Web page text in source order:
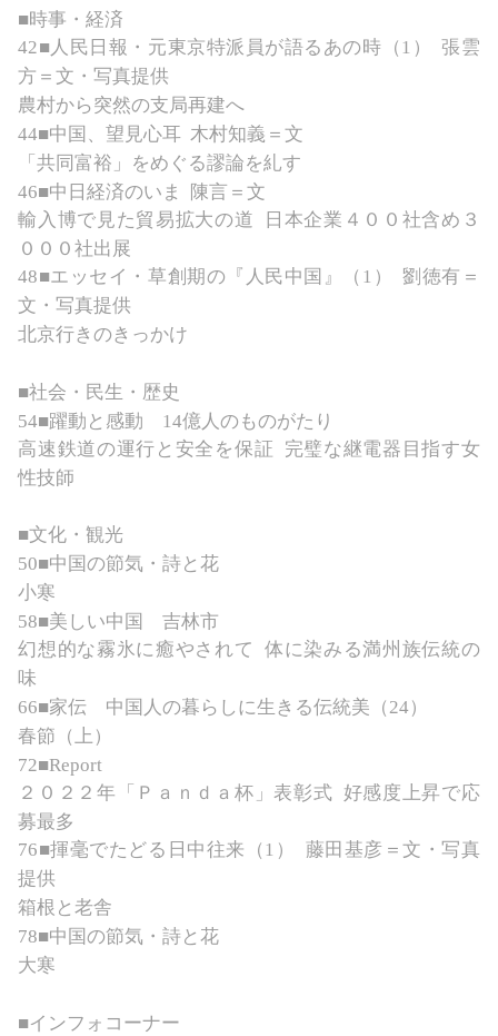
■時事・経済
42■人民日報・元東京特派員が語るあの時（ 1）
張雲
方＝文・写真提供
農村から突然の支局再建へ
44■中国、望見心耳 木村知義＝文
「共同富裕」をめぐる謬論を糺す
46■中日経済のいま
陳言＝文
輸入博で見た貿易拡大の道
日本企業４００社含め３
０００社出展
48■エッセイ・草創期の『人民中国』（ 1）
劉徳有＝
文・写真提供
北京行きのきっかけ
■社会・民生・歴史
54■躍動と感動 14億人のものがたり
高速鉄道の運行と安全を保証
完璧な継電器目指す女
性技師
■文化・観光
50■中国の節気・詩と花
小寒
58■美しい中国
吉林市
幻想的な霧氷に癒やされて
体に染みる満州族伝統の
味
66■家伝 中国人の暮らしに生きる伝統美（24）
春節（上）
72■Report
２０２２年「Ｐａｎｄａ杯」表彰式 好感度上昇で応
募最多
76■揮毫でたどる日中往来 （ 1）
藤田基彦＝文・写真
提供
箱根と老舎
78■中国の節気・詩と花
大寒
■インフォコーナー